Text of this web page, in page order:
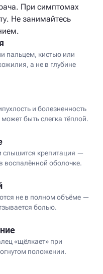
При симптомах
Не занимайтесь
пальцем, кистью или
а не в глубине
и болезненность
быть слегка тёплой.
крепитация —
воспалённой оболочке.
не в полном объёме —
болью.
«щёлкает» при
положении.